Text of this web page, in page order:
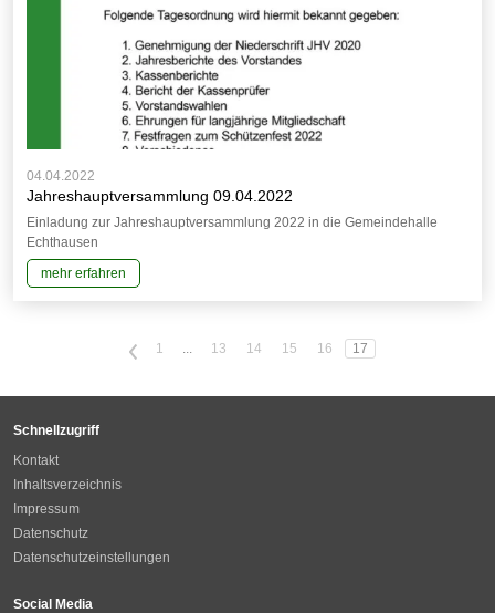
04.04.2022
Jahreshauptversammlung 09.04.2022
Einladung zur Jahreshauptversammlung 2022 in die Gemeindehalle
Echthausen
mehr erfahren
< 1 ... 13 14 15 16 17
Schnellzugriff
Kontakt
Inhaltsverzeichnis
Impressum
Datenschutz
Datenschutzeinstellungen
Social Media